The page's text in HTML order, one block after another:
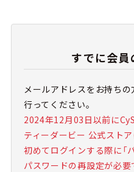
すでに会員
メールアドレスをお持ち
行ってください。
2024年12月03日以前に
ティーダービー 公式スト
初めてログインする際に「
パスワードの再設定が必要